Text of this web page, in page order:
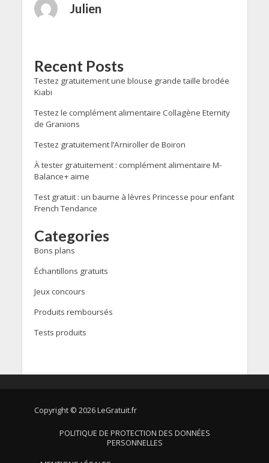
Julien
Recent Posts
Testez gratuitement une blouse grande taille brodée
Kiabi
Testez le complément alimentaire Collagène Eternity
de Granions
Testez gratuitement l’Arniroller de Boiron
À tester gratuitement : complément alimentaire M-
Balance+ aime
Test gratuit : un baume à lèvres Princesse pour enfant
French Tendance
Categories
Bons plans
Échantillons gratuits
Jeux concours
Produits remboursés
Tests produits
Copyright © 2026 LeGratuit.fr
POLITIQUE DE PROTECTION DES DONNÉES
PERSONNELLES